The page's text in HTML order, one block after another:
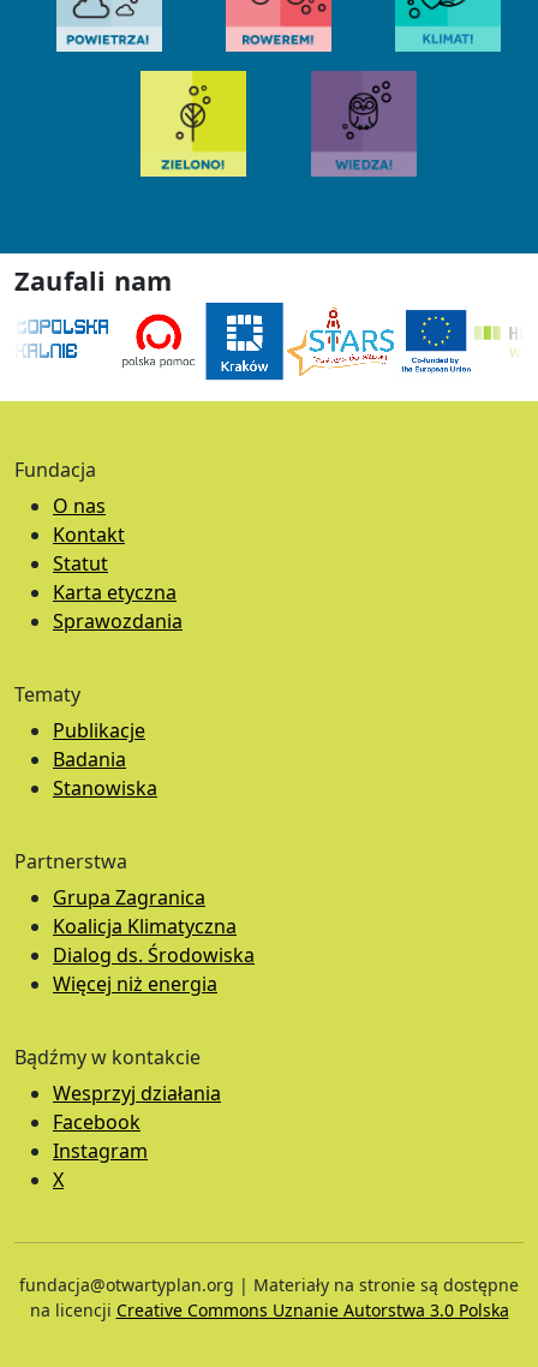
Zaufali nam
Fundacja
O nas
Kontakt
Statut
Karta etyczna
Sprawozdania
Tematy
Publikacje
Badania
Stanowiska
Partnerstwa
Grupa Zagranica
Koalicja Klimatyczna
Dialog ds. Środowiska
Więcej niż energia
Bądźmy w kontakcie
Wesprzyj działania
Facebook
Instagram
X
fundacja@otwartyplan.org | Materiały na stronie są dostępne
na licencji Creative Commons Uznanie Autorstwa 3.0 Polska